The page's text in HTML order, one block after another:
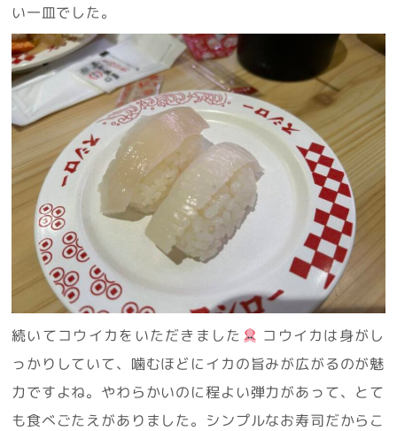
い一皿でした。
続いてコウイカをいただきました コウイカは身がし
っかりしていて、噛むほどにイカの旨みが広がるのが魅
力ですよね。やわらかいのに程よい弾力があって、とて
も食べごたえがありました。シンプルなお寿司だからこ